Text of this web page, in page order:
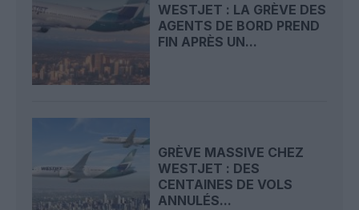
WESTJET : LA GRÈVE DES
AGENTS DE BORD PREND
FIN APRÈS UN...
GRÈVE MASSIVE CHEZ
WESTJET : DES
CENTAINES DE VOLS
ANNULÉS...